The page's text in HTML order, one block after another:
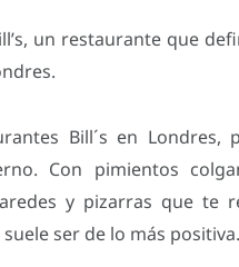
un restaurante que
Bill´s en Londres,
Con pimientos
y pizarras que te
ser de lo más positiva.